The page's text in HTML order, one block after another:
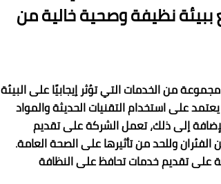
نظيفة وصحية خالية من
من الخدمات التي تؤثر إيجابيًا على البيئة
على استخدام التقنيات الحديثة والمواد
إلى ذلك، تعمل الشركة على تقديم
وللحد من تأثيرها على الصحة العامة.
على تقديم خدمات تحافظ على النظافة